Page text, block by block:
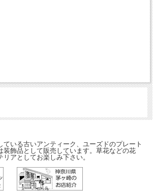
ている古いアンティーク、ユーズドのプレート
装飾品として販売しています。草花などの花
アとしてお楽しみ下さい。